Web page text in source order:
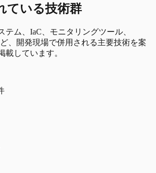
ている技術群
テム、IaC、モニタリングツール、
、開発現場で併用される主要技術を案
載しています。